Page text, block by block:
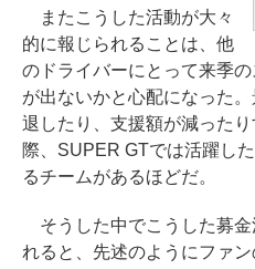
またこうした活動が大々
的に報じられることは、他
のドライバーにとって来季
が出ないかと心配になった
退したり、支援額が減った
際、SUPER GTでは活躍し
るチームがあるほどだ。
そうした中でこうした募金
れると、先述のようにファ